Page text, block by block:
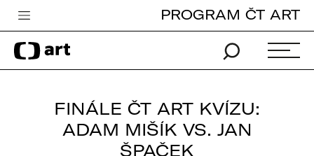
Česká televize
Zpravodajství
PROGRAM ČT ART
FINÁLE ČT ART KVÍZU:
ADAM MIŠÍK VS. JAN
ŠPAČEK